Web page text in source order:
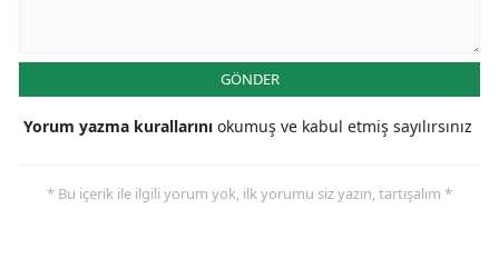
GÖNDER
Yorum yazma kurallarını okumuş ve kabul etmiş sayılırsınız
* Bu içerik ile ilgili yorum yok, ilk yorumu siz yazın, tartışalım *